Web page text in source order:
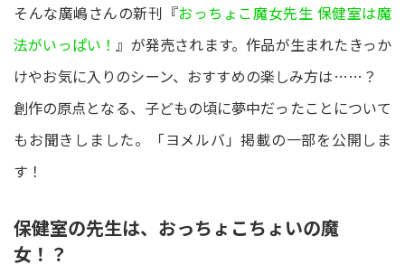
そんな廣嶋さんの新刊『おっちょこ魔女先生 保健室は魔
法がいっぱい！ 』が発売されます。作品が生まれたきっか
けやお気に入りのシーン、おすすめの楽しみ方は……？
創作の原点となる、子どもの頃に夢中だったことについて
もお聞きしました。「ヨメルバ」掲載の一部を公開しま
す！
保健室の先生は、おっちょこちょいの魔
女！？